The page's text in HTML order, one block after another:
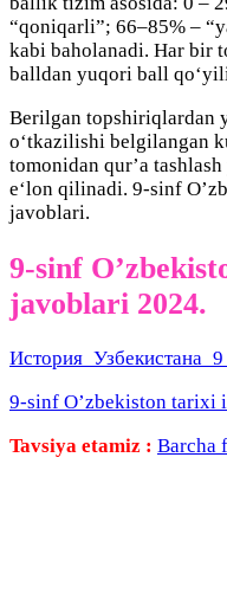
“qoniqarli”; 66–85% –
kabi baholanadi. Har bir
balldan yuqori ball
Berilgan topshiriqlardan
oʻtkazilishi belgilangan
tomonidan qurʼa
eʻlon qilinadi. 9-sinf
javoblari.
9-sinf
javoblari 2024.
9-sinf O’zbekiston tarixi
Tavsiya etamiz : Barcha